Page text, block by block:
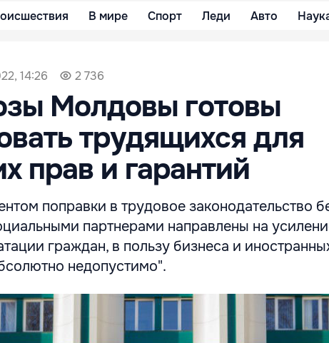
В мире Спорт Леди Авто
14:26 2 736
Молдовы готовы
трудящихся для
прав и гарантий
поправки в трудовое законодательство
партнерами направлены на
граждан, в пользу бизнеса и
недопустимо".